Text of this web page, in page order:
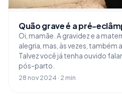
Quão grave é a pré-
Oi, mamãe. A gravidez e a
alegria, mas, às vezes, também
Talvez você já tenha ouvido
pós-parto.
28 nov 2024 · 2 min